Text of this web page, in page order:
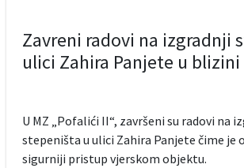
Zavreni radovi na izgradnji
ulici Zahira Panjete u
U MZ „Pofalići II“, završeni su radovi na
stepeništa u ulici Zahira Panjete čime je
sigurniji pristup vjerskom objektu.